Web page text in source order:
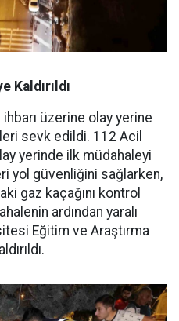
Kaldırıldı
ihbarı üzerine olay yerine
sevk edildi. 112 Acil
yerinde ilk müdahaleyi
yol güvenliğini sağlarken,
gaz kaçağını kontrol
ardından yaralı
Eğitim ve Araştırma